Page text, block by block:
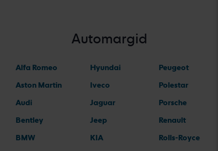
Automargid
Alfa Romeo
Aston Martin
Audi
Bentley
BMW
Hyundai
Iveco
Jaguar
Jeep
KIA
Peugeot
Polestar
Porsche
Renault
Rolls-Royce